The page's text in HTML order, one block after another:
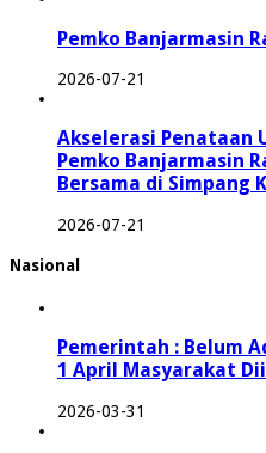
Pemko Banjarmasin
2026-07-21
Akselerasi Penataan
Pemko Banjarmasin
Bersama di Simpang
2026-07-21
Nasional
Pemerintah : Belum
1 April Masyarakat
2026-03-31